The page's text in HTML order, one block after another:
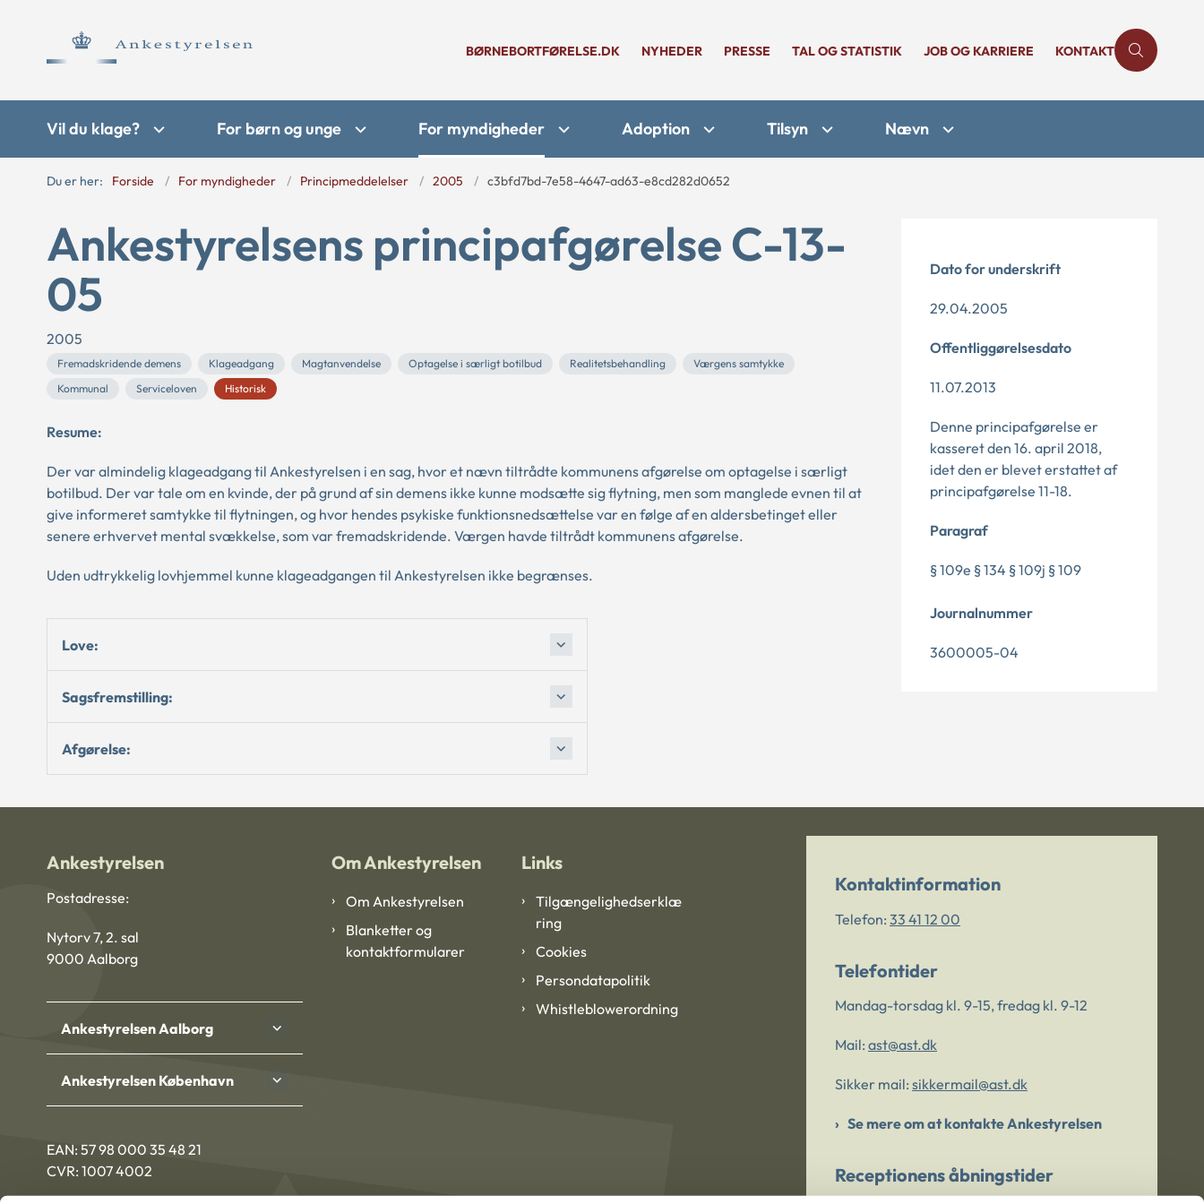
BØRNEBORTFØRELSE.DK NYHEDER PRESSE TAL OG STATISTIK JOB OG KARRIERE KONTAKT
Vil du klage? For børn og unge For myndigheder Adoption Tilsyn Nævn
Du er her: Forside For myndigheder Principmeddelelser 2005 c3bfd7bd-7e58-4647-ad63-e8cd282d0652
Ankestyrelsens principafgørelse C-13-
05
2005
Fremadskridende demens Klageadgang Magtanvendelse Optagelse i særligt botilbud Realitetsbehandling
Værgens samtykke
Kommunal
Serviceloven Historisk
Resume:
Der var almindelig klageadgang til Ankestyrelsen i en sag, hvor et nævn tiltrådte kommunens afgørelse om optagelse i særligt
botilbud. Der var tale om en kvinde, der på grund af sin demens ikke kunne modsætte sig flytning, men som manglede evnen til at
give informeret samtykke til flytningen, og hvor hendes psykiske funktionsnedsættelse var en følge af en aldersbetinget eller
senere erhvervet mental svækkelse, som var fremadskridende. Værgen havde tiltrådt kommunens afgørelse.
Uden udtrykkelig lovhjemmel kunne klageadgangen til Ankestyrelsen ikke begrænses.
Love:
Sagsfremstilling:
Afgørelse:
Dato for underskrift
29.04.2005
Offentliggørelsesdato
11.07.2013
Denne principafgørelse er
kasseret den 16. april 2018,
idet den er blevet erstattet af
principafgørelse 11-18.
Paragraf
§ 109e § 134 § 109j § 109
Journalnummer
3600005-04
Ankestyrelsen
Postadresse:
Nytorv 7, 2. sal
9000 Aalborg
Ankestyrelsen Aalborg
Ankestyrelsen København
EAN: 57 98 000 35 48 21
CVR: 1007 4002
Om Ankestyrelsen
Om Ankestyrelsen
Blanketter og
kontaktformularer
Links
Tilgængelighedserklæ
ring
Cookies
Persondatapolitik
Whistleblowerordning
Kontaktinformation
Telefon: 33 41 12 00
Telefontider
Mandag-torsdag kl. 9-15, fredag kl. 9-12
Mail: ast@ast.dk
Sikker mail: sikkermail@ast.dk
Se mere om at kontakte Ankestyrelsen
Receptionens åbningstider